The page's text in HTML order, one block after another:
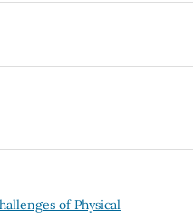
of Physical